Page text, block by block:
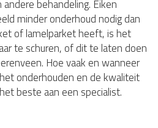
behandeling. Eiken
minder onderhoud nodig dan
of lamelparket heeft, is het
te schuren, of dit te laten doen
Hoe vaak en wanneer
onderhouden en de kwaliteit
beste aan een specialist.